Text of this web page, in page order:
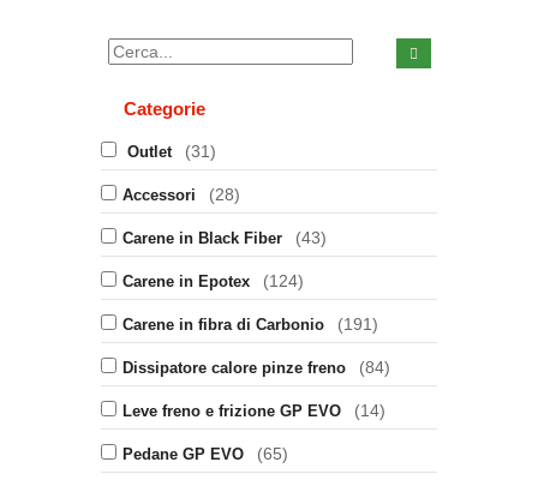
Categorie
Outlet (31)
Accessori (28)
Carene in Black Fiber (43)
Carene in Epotex (124)
Carene in fibra di Carbonio (191)
Dissipatore calore pinze freno (84)
Leve freno e frizione GP EVO (14)
Pedane GP EVO (65)